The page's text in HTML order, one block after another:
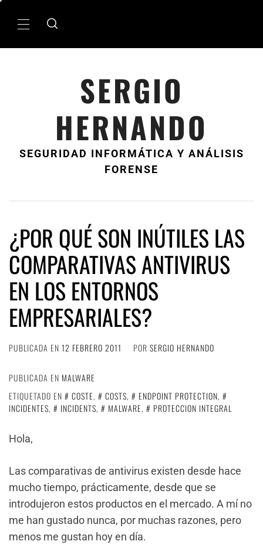
MenÃº
SERGIO
HERNANDO
SEGURIDAD INFORMÁTICA Y ANÁLISIS
FORENSE
¿POR QUÉ SON INÚTILES LAS
COMPARATIVAS ANTIVIRUS
EN LOS ENTORNOS
EMPRESARIALES?
PUBLICADA EN 12 FEBRERO 2011 POR SERGIO HERNANDO
PUBLICADA EN MALWARE
ETIQUETADO EN
COSTE, COSTS, ENDPOINT PROTECTION,
INCIDENTES, INCIDENTS, MALWARE, PROTECCION INTEGRAL
Hola,
Las comparativas de antivirus existen desde hace
mucho tiempo, prácticamente, desde que se
introdujeron estos productos en el mercado. A mí no
me han gustado nunca, por muchas razones, pero
menos me gustan hoy en día.